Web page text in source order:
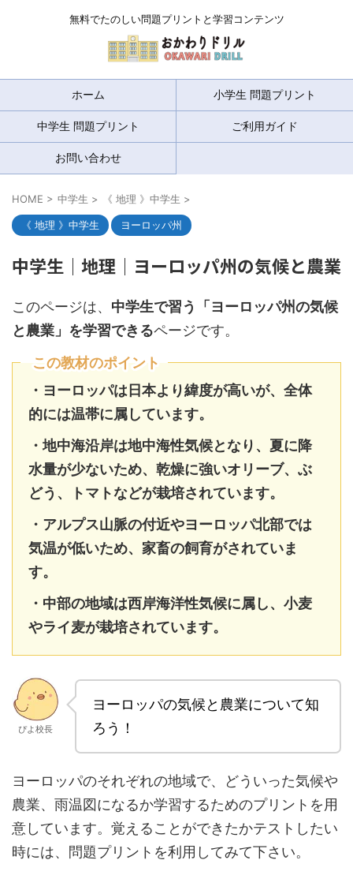
無料でたのしい問題プリントと学習コンテンツ
ホーム 小学生 問題プリント
中学生 問題プリント ご利用ガイド
お問い合わせ
HOME > 中学生 > 《 地理 》中学生 >
《 地理 》中学生 ヨーロッパ州
中学生｜地理｜ヨーロッパ州の気候と農業
このページは、 中学生で習う「ヨーロッパ州の気候
と農業」を学習できるページです。
この教材のポイント
・ヨーロッパは日本より緯度が高いが、全体
的には温帯に属しています。
・地中海沿岸は地中海性気候となり、夏に降
水量が少ないため、乾燥に強いオリーブ、ぶ
どう、トマトなどが栽培されています。
・アルプス山脈の付近やヨーロッパ北部では
気温が低いため、家畜の飼育がされていま
す。
・中部の地域は西岸海洋性気候に属し、小麦
やライ麦が栽培されています。
ぴよ校長
ヨーロッパの気候と農業について知
ろう！
ヨーロッパのそれぞれの地域で、どういった気候や
農業、雨温図になるか学習するためのプリントを用
意しています。覚えることができたかテストしたい
時には、問題プリントを利用してみて下さい。